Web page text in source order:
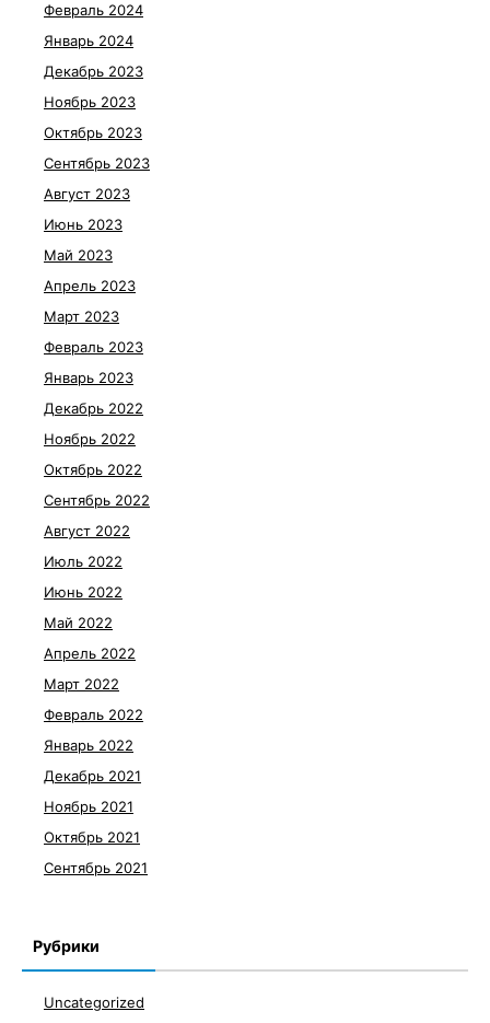
Февраль 2024
Январь 2024
Декабрь 2023
Ноябрь 2023
Октябрь 2023
Сентябрь 2023
Август 2023
Июнь 2023
Май 2023
Апрель 2023
Март 2023
Февраль 2023
Январь 2023
Декабрь 2022
Ноябрь 2022
Октябрь 2022
Сентябрь 2022
Август 2022
Июль 2022
Июнь 2022
Май 2022
Апрель 2022
Март 2022
Февраль 2022
Январь 2022
Декабрь 2021
Ноябрь 2021
Октябрь 2021
Сентябрь 2021
Рубрики
Uncategorized